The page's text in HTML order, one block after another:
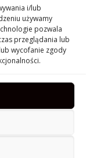
i/lub
używamy
pozwala
przeglądania lub
wycofanie zgody
– która twarz